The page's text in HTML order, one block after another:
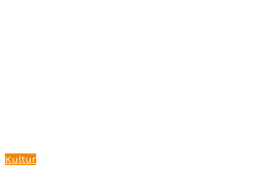
Kultur